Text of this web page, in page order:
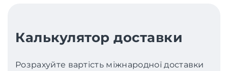
Калькулятор доставки
Розрахуйте вартість міжнародної доставки